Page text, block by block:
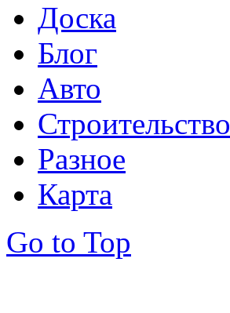
Доска
Блог
Авто
Строительство
Разное
Карта
Go to Top